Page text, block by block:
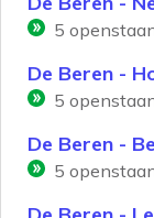
5
De Beren -
5
De Beren -
5